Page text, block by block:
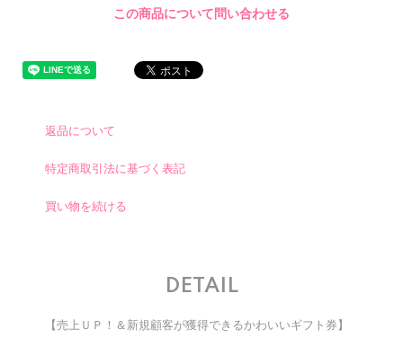
この商品について問い合わせる
返品について
特定商取引法に基づく表記
買い物を続ける
DETAIL
【売上ＵＰ！＆新規顧客が獲得できるかわいいギフト券】